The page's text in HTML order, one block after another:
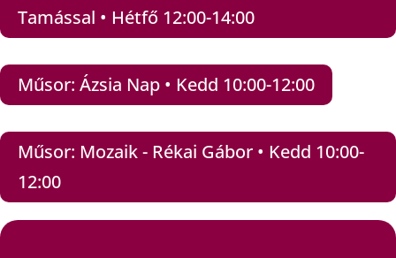
Tamással • Hétfő 12:00-14:00
Műsor: Ázsia Nap • Kedd 10:00-12:00
Műsor: Mozaik - Rékai Gábor • Kedd 10:00-
12:00